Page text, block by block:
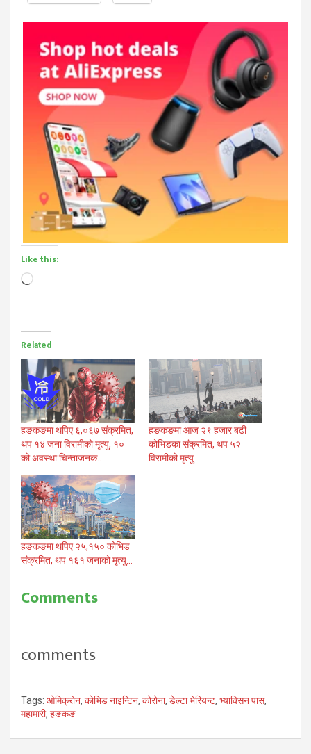
Like this:
Loading…
Related
हङकङमा थपिए ६,०६७ संक्रमित,
थप १४ जना विरामीको मृत्यु, १०
को अवस्था चिन्ताजनक..
हङकङमा आज २९ हजार बढी
कोभिडका संक्रमित, थप ५२
विरामीको मृत्यु
हङकङमा थपिए २५,१५० कोभिड
संक्रमित, थप १६१ जनाको मृत्यु…
Comments
comments
Tags: ओमिक्रोन, कोभिड नाइन्टिन, कोरोना, डेल्टा भेरियन्ट, भ्याक्सिन पास,
महामारी, हङकङ